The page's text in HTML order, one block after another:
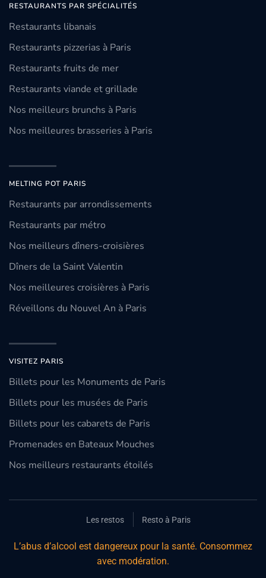
RESTAURANTS PAR SPÉCIALITÉS
Restaurants libanais
Restaurants pizzerias à Paris
Restaurants fruits de mer
Restaurants viande et grillade
Nos meilleurs brunchs à Paris
Nos meilleures brasseries à Paris
MELTING POT PARIS
Restaurants par arrondissements
Restaurants par métro
Nos meilleurs dîners-croisières
Dîners de la Saint Valentin
Nos meilleures croisières à Paris
Réveillons du Nouvel An à Paris
VISITEZ PARIS
Billets pour les Monuments de Paris
Billets pour les musées de Paris
Billets pour les cabarets de Paris
Promenades en Bateaux Mouches
Nos meilleurs restaurants étoilés
Les restos Resto à Paris
L’abus d’alcool est dangereux pour la santé. Consommez
avec modération.